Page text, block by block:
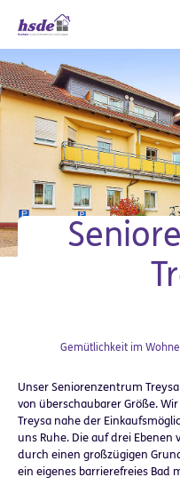
Gemütlichkeit im
Unser Seniorenzentrum
von überschaubarer Größe.
Treysa nahe der
uns Ruhe. Die auf drei
durch einen großzügigen
ein eigenes barrierefreies Bad